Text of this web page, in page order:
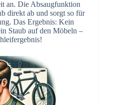
an. Die Absaugfunktion
direkt ab und sorgt so für
Das Ergebnis: Kein
Staub auf den Möbeln –